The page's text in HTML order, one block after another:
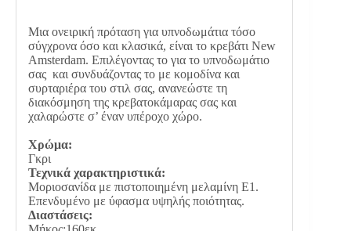
Μια ονειρική πρόταση για υπνοδωμάτια τόσο
σύγχρονα όσο και κλασικά, είναι το κρεβάτι New
Amsterdam. Επιλέγοντας το για το υπνοδωμάτιο
σας και συνδυάζοντας το με κομοδίνα και
συρταριέρα του στιλ σας, ανανεώστε τη
διακόσμηση της κρεβατοκάμαρας σας και
χαλαρώστε σ’ έναν υπέροχο χώρο.
Χρώμα:
Γκρι
Τεχνικά χαρακτηριστικά:
Μοριοσανίδα με πιστοποιημένη μελαμίνη Ε1.
Επενδυμένο με ύφασμα υψηλής ποιότητας.
Διαστάσεις: